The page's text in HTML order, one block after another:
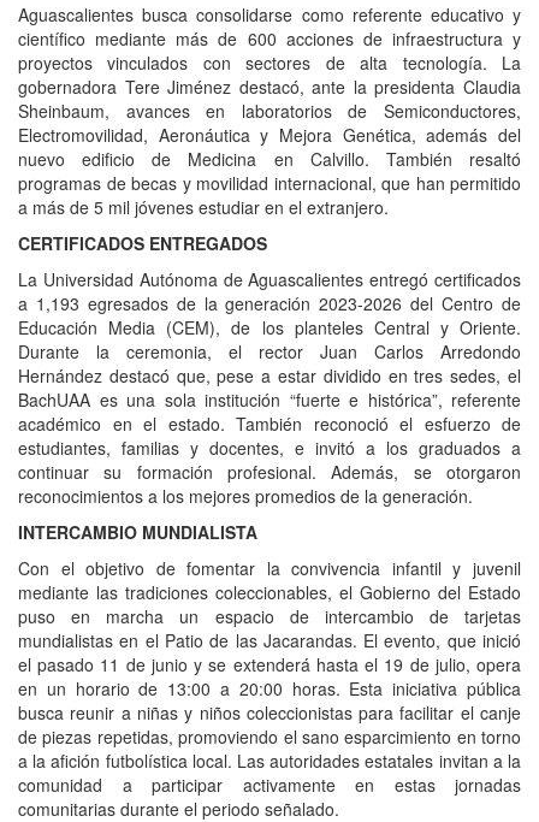
Aguascalientes busca consolidarse como referente educativo y
científico mediante más de 600 acciones de infraestructura y
proyectos vinculados con sectores de alta tecnología. La
gobernadora Tere Jiménez destacó, ante la presidenta Claudia
Sheinbaum, avances en laboratorios de Semiconductores,
Electromovilidad, Aeronáutica y Mejora Genética, además del
nuevo edificio de Medicina en Calvillo. También resaltó
programas de becas y movilidad internacional, que han permitido
a más de 5 mil jóvenes estudiar en el extranjero.
CERTIFICADOS ENTREGADOS
La Universidad Autónoma de Aguascalientes entregó certificados
a 1,193 egresados de la generación 2023-2026 del Centro de
Educación Media (CEM), de los planteles Central y Oriente.
Durante la ceremonia, el rector Juan Carlos Arredondo
Hernández destacó que, pese a estar dividido en tres sedes, el
BachUAA es una sola institución “fuerte e histórica”, referente
académico en el estado. También reconoció el esfuerzo de
estudiantes, familias y docentes, e invitó a los graduados a
continuar su formación profesional. Además, se otorgaron
reconocimientos a los mejores promedios de la generación.
INTERCAMBIO MUNDIALISTA
Con el objetivo de fomentar la convivencia infantil y juvenil
mediante las tradiciones coleccionables, el Gobierno del Estado
puso en marcha un espacio de intercambio de tarjetas
mundialistas en el Patio de las Jacarandas. El evento, que inició
el pasado 11 de junio y se extenderá hasta el 19 de julio, opera
en un horario de 13:00 a 20:00 horas. Esta iniciativa pública
busca reunir a niñas y niños coleccionistas para facilitar el canje
de piezas repetidas, promoviendo el sano esparcimiento en torno
a la afición futbolística local. Las autoridades estatales invitan a la
comunidad a participar activamente en estas jornadas
comunitarias durante el periodo señalado.